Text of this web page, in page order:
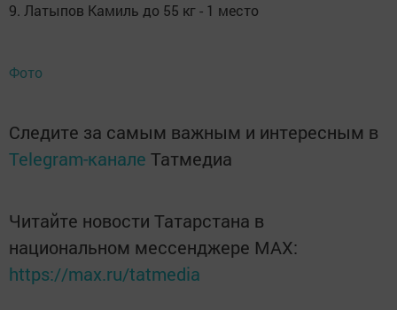
9. Латыпов Камиль до 55 кг - 1 место
Фото
Следите за самым важным и интересным в
Telegram-канале Татмедиа
Читайте новости Татарстана в
национальном мессенджере MАХ:
https://max.ru/tatmedia